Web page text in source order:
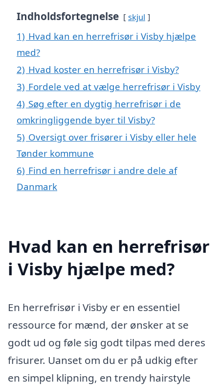
Indholdsfortegnelse skjul
1) Hvad kan en herrefrisør i Visby hjælpe
med?
2) Hvad koster en herrefrisør i Visby?
3) Fordele ved at vælge herrefrisør i Visby
4) Søg efter en dygtig herrefrisør i de
omkringliggende byer til Visby?
5) Oversigt over frisører i Visby eller hele
Tønder kommune
6) Find en herrefrisør i andre dele af
Danmark
Hvad kan en herrefrisør
i Visby hjælpe med?
En herrefrisør i Visby er en essentiel
ressource for mænd, der ønsker at se
godt ud og føle sig godt tilpas med deres
frisurer. Uanset om du er på udkig efter
en simpel klipning, en trendy hairstyle